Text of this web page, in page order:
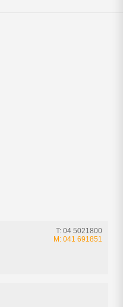
T: 04 5021800
M: 041 691851